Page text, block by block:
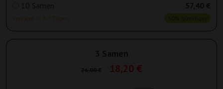
10 Samen
Versand in 3-7 Tagen
57,40 €
3 Samen
26,00 € 18,20 €